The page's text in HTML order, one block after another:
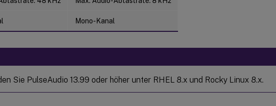
Mono-Kanal
Sie PulseAudio 13.99 oder höher unter RHEL 8.x und Rocky Linux 8.x.